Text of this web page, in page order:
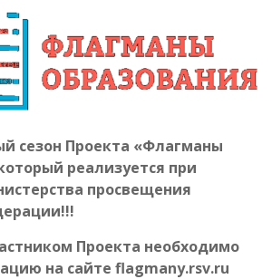
сезон Проекта «Флагманы
реализуется при
просвещения
Проекта необходимо
на сайте flagmany.rsv.ru